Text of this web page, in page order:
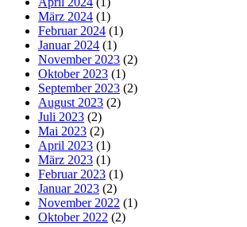
März 2024 (1)
Februar 2024 (1)
Januar 2024 (1)
November 2023 (2)
Oktober 2023 (1)
September 2023 (2)
August 2023 (2)
Juli 2023 (2)
Mai 2023 (2)
April 2023 (1)
März 2023 (1)
Februar 2023 (1)
Januar 2023 (2)
November 2022 (1)
Oktober 2022 (2)